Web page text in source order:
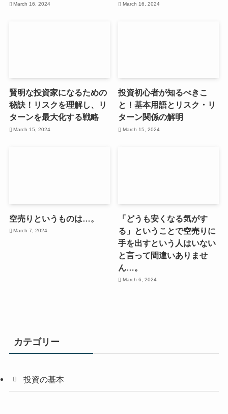
March 16, 2024 March 16, 2024
賢明な投資家になるための
秘訣！リスクを理解し、リ
ターンを最大化する戦略
March 15, 2024
投資初心者が知るべきこ
と！基本用語とリスク・リ
ターン関係の解明
March 15, 2024
空売りというものは…。
March 7, 2024
「どうも安くなる気がす
る」ということで空売りに
手を出すという人はいない
と言って間違いありませ
ん…。
March 6, 2024
カテゴリー
投資の基本